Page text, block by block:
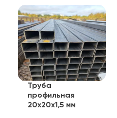
Труба
профильная
20х20х1,5 мм